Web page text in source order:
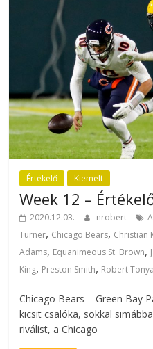
Értékelő Kiemelt
Week 12 –
2020.12.03. nrobert
Turner, Chicago Bears, Christian
Adams, Equanimeous St. Brown,
King, Preston Smith, Robert
Chicago Bears – Green Bay
kicsit csalóka, sokkal
riválist, a Chicago